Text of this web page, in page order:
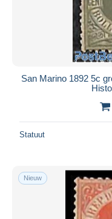
San Marino 1892 5c
Statuut
Nieuw